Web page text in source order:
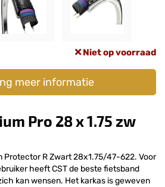
Niet op voorraad
meer informatie
Pro 28 x 1.75 zw
Protector R Zwart 28x1.75/47-622. Voor
heeft CST de beste fietsband
kan wensen. Het karkas is geweven